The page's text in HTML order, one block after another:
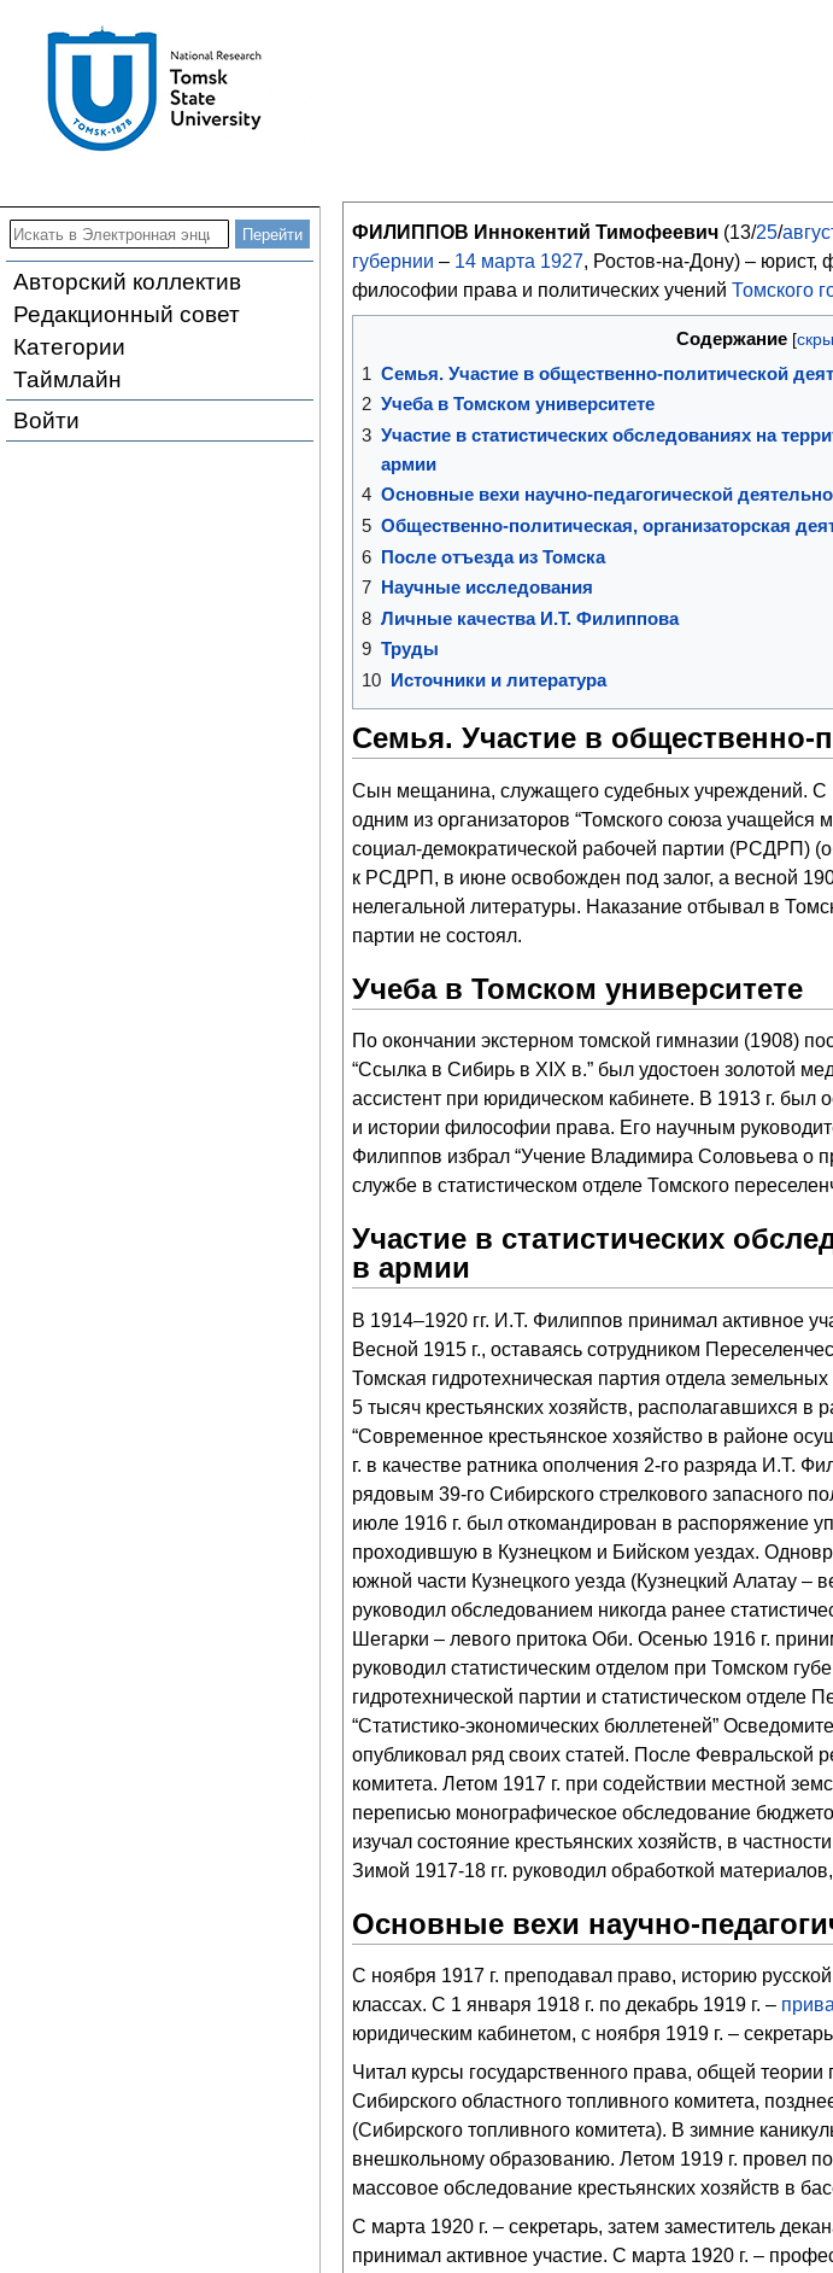
Авторский коллектив
Редакционный совет
Категории
Таймлайн
Войти
ФИЛИППОВ Иннокентий Тимофеевич(13/25/
губернии – 14 марта 1927, Ростов-на-Дону) – юрист,
философии права и политических учений Томского
Содержание
1 Семья. Участие в общественно-политической
2 Учеба в Томском университете
3 Участие в статистических обследованиях на
армии
4 Основные вехи научно-педагогической
5 Общественно-политическая, организаторская
6 После отъезда из Томска
7 Научные исследования
8 Личные качества И.Т. Филиппова
9 Труды
10 Источники и литература
Семья. Участие в общественно-
Сын мещанина, служащего судебных учреждений. С
одним из организаторов “Томского союза учащейся
социал-демократической рабочей партии (РСДРП)
к РСДРП, в июне освобожден под залог, а весной
нелегальной литературы. Наказание отбывал в
партии не состоял.
Учеба в Томском университете
По окончании экстерном томской гимназии (1908)
“Ссылка в Сибирь в XIX в.” был удостоен золотой
ассистент при юридическом кабинете. В 1913 г.
и истории философии права. Его научным
Филиппов избрал “Учение Владимира Соловьева о
службе в статистическом отделе Томского
Участие в статистических
в армии
В 1914–1920 гг. И.Т. Филиппов принимал активное
Весной 1915 г., оставаясь сотрудником
Томская гидротехническая партия отдела
5 тысяч крестьянских хозяйств, располагавшихся
“Современное крестьянское хозяйство в районе
г. в качестве ратника ополчения 2-го разряда И.Т.
рядовым 39-го Сибирского стрелкового запасного
июле 1916 г. был откомандирован в распоряжение
проходившую в Кузнецком и Бийском уездах.
южной части Кузнецкого уезда (Кузнецкий Алатау
руководил обследованием никогда ранее
Шегарки – левого притока Оби. Осенью 1916 г.
руководил статистическим отделом при Томском
гидротехнической партии и статистическом отделе
“Статистико-экономических бюллетеней”
опубликовал ряд своих статей. После Февральской
комитета. Летом 1917 г. при содействии местной
переписью монографическое обследование
изучал состояние крестьянских хозяйств, в
Зимой 1917-18 гг. руководил обработкой
Основные вехи научно-
С ноября 1917 г. преподавал право, историю
классах. С 1 января 1918 г. по декабрь 1919 г. –
юридическим кабинетом, с ноября 1919 г. –
Читал курсы государственного права, общей
Сибирского областного топливного комитета,
(Сибирского топливного комитета). В зимние
внешкольному образованию. Летом 1919 г. провел
массовое обследование крестьянских хозяйств в
С марта 1920 г. – секретарь, затем заместитель
принимал активное участие. С марта 1920 г. –